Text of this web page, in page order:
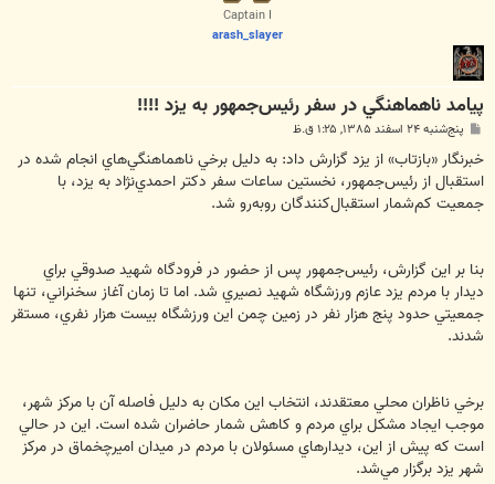
Captain I
arash_slayer
پيامد ناهماهنگي در سفر رئيس‌جمهور به يزد !!!!
پ
ت
پنج‌شنبه ۲۴ اسفند ۱۳۸۵, ۱:۲۵ ق.ظ
خبرنگار «بازتاب» از يزد گزارش داد: به دليل برخي ناهماهنگي‌هاي انجام شده در
استقبال از رئيس‌جمهور، نخستين ساعات سفر دكتر احمدي‌نژاد به يزد، با
جمعيت كم‌شمار استقبال‌كنندگان روبه‌رو شد.
بنا بر اين گزارش، رئيس‌جمهور پس از حضور در فرودگاه شهيد صدوقي براي
ديدار با مردم يزد عازم ورزشگاه شهيد نصيري شد. اما تا زمان آغاز سخنراني، تنها
جمعيتي حدود پنج هزار نفر در زمين چمن اين ورزشگاه بيست هزار نفري، مستقر
شدند.
برخي ناظران محلي معتقدند، انتخاب اين مكان به دليل فاصله آن با مركز شهر،
موجب ايجاد مشكل براي مردم و كاهش شمار حاضران شده است. اين در حالي
است كه پيش از اين، ديدارهاي مسئولان با مردم در ميدان اميرچخماق در مركز
شهر يزد برگزار مي‌شد.